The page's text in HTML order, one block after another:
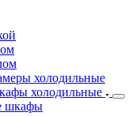
холодильные
холодильные
шкафы